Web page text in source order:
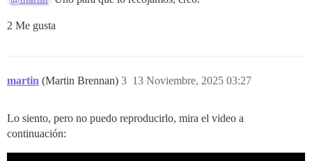
2 Me gusta
martin (Martin Brennan) 13 Noviembre, 2025 03:27
3
Lo siento, pero no puedo reproducirlo, mira el video a
continuación: